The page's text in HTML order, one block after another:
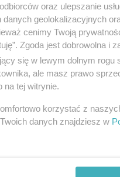
oraz ulepszanie
geolokalizacyjnych
cenimy Twoją
Zgoda jest dobrowolna i
się w lewym dolnym rogu
ale masz prawo
tej witrynie.
korzystać z
danych znajdziesz w